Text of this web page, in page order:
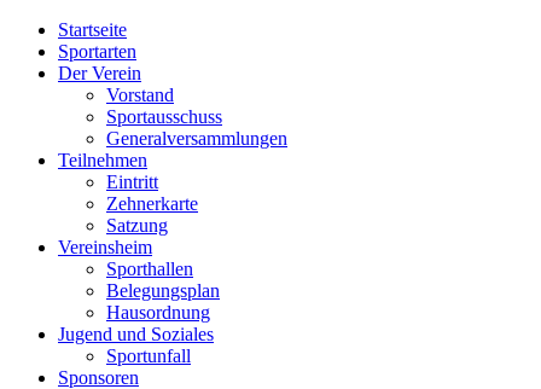
Startseite
Sportarten
Der Verein
Vorstand
Sportausschuss
Generalversammlungen
Teilnehmen
Eintritt
Zehnerkarte
Satzung
Vereinsheim
Sporthallen
Belegungsplan
Hausordnung
Jugend und Soziales
Sportunfall
Sponsoren